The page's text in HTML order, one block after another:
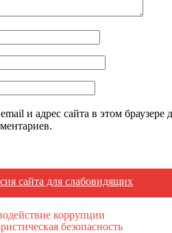
и адрес сайта в этом браузере
сайта для слабовидящих
коррупции
безопасность